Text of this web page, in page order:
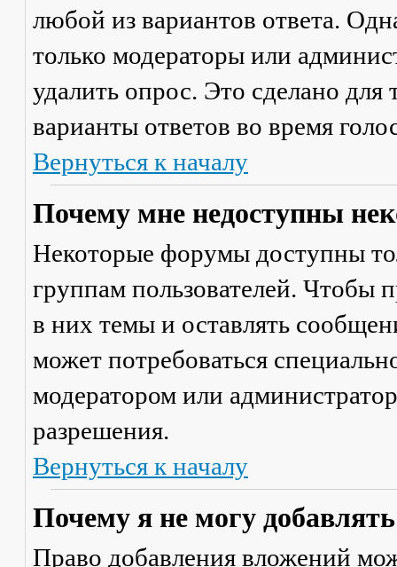
любой из вариантов ответа.
только модераторы или
удалить опрос. Это сделано для
варианты ответов во время
Вернуться к началу
Почему мне недоступны
Некоторые форумы доступны
группам пользователей. Чтобы
в них темы и оставлять
может потребоваться
модератором или
разрешения.
Вернуться к началу
Почему я не могу
Право добавления вложений